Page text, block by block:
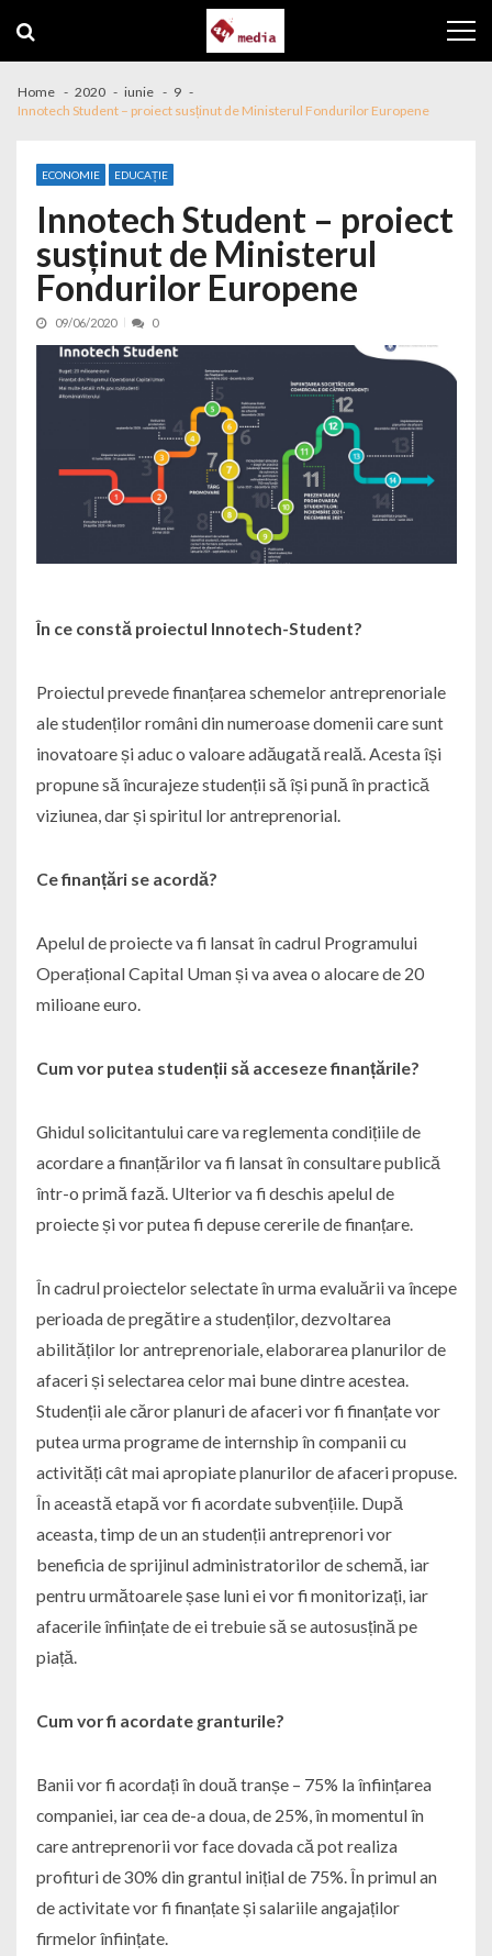
Home 2020 iunie
9
Innotech Student – proiect susținut de Ministerul Fondurilor Europene
ECONOMIE EDUCAȚIE
Innotech Student – proiect
susținut de Ministerul
Fondurilor Europene
09/06/2020 0
În ce constă proiectul Innotech-Student?
Proiectul prevede finanțarea schemelor antreprenoriale
ale studenților români din numeroase domenii care sunt
inovatoare și aduc o valoare adăugată reală. Acesta își
propune să încurajeze studenții să își pună în practică
viziunea, dar și spiritul lor antreprenorial.
Ce finanțări se acordă?
Apelul de proiecte va fi lansat în cadrul Programului
Operațional Capital Uman și va avea o alocare de 20
milioane euro.
Cum vor putea studenții să acceseze finanțările?
Ghidul solicitantului care va reglementa condițiile de
acordare a finanțărilor va fi lansat în consultare publică
într-o primă fază. Ulterior va fi deschis apelul de
proiecte și vor putea fi depuse cererile de finanțare.
În cadrul proiectelor selectate în urma evaluării va începe
perioada de pregătire a studenților, dezvoltarea
abilităților lor antreprenoriale, elaborarea planurilor de
afaceri și selectarea celor mai bune dintre acestea.
Studenții ale căror planuri de afaceri vor fi finanțate vor
putea urma programe de internship în companii cu
activități cât mai apropiate planurilor de afaceri propuse.
În această etapă vor fi acordate subvențiile. După
aceasta, timp de un an studenții antreprenori vor
beneficia de sprijinul administratorilor de schemă, iar
pentru următoarele șase luni ei vor fi monitorizați, iar
afacerile înființate de ei trebuie să se autosusțină pe
piață.
Cum vor fi acordate granturile?
Banii vor fi acordați în două tranșe – 75% la înființarea
companiei, iar cea de-a doua, de 25%, în momentul în
care antreprenorii vor face dovada că pot realiza
profituri de 30% din grantul inițial de 75%. În primul an
de activitate vor fi finanțate și salariile angajaților
firmelor înființate.